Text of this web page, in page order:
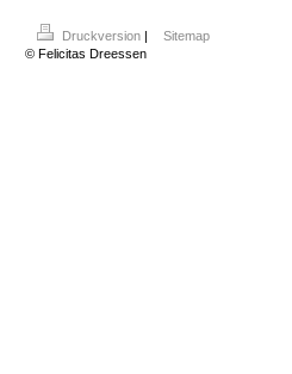
Druckversion |
Sitemap
© Felicitas Dreessen